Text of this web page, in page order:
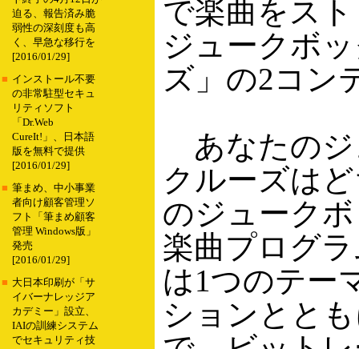
迫る、報告済み脆
弱性の深刻度も高
く、早急な移行を
[2016/01/29]
■ インストール不要
の非常駐型セキュ
リティソフト
「Dr.Web
CureIt!」、日本語
版を無料で提供
[2016/01/29]
■ 筆まめ、中小事業
者向け顧客管理ソ
フト「筆まめ顧客
管理 Windows版」
発売
[2016/01/29]
■ 大日本印刷が「サ
イバーナレッジア
カデミー」設立、
IAIの訓練システム
でセキュリティ技
で楽曲をス
ジュークボ
ズ」の2コン
あなたのジ
クルーズは
のジューク
楽曲プログ
は1つのテー
ションとと